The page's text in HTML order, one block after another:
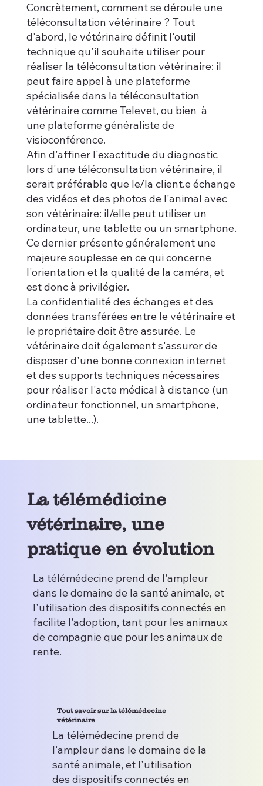
Concrètement, comment se déroule une
téléconsultation vétérinaire ? Tout
d'abord, le vétérinaire définit l'outil
technique qu'il souhaite utiliser pour
réaliser la téléconsultation vétérinaire: il
peut faire appel à une plateforme
spécialisée dans la téléconsultation
vétérinaire commeTelevet, ou bien à
une plateforme généraliste de
visioconférence.
Afin d'affiner l'exactitude du diagnostic
lors d'une téléconsultation vétérinaire, il
serait préférable que le/la client.e échange
des vidéos et des photos de l'animal avec
son vétérinaire: il/elle peut utiliser un
ordinateur, une tablette ou un smartphone.
Ce dernier présente généralement une
majeure souplesse en ce qui concerne
l'orientation et la qualité de la caméra, et
est donc à privilégier.
La confidentialité des échanges et des
données transférées entre le vétérinaire et
le propriétaire doit être assurée. Le
vétérinaire doit également s'assurer de
disposer d'une bonne connexion internet
et des supports techniques nécessaires
pour réaliser l'acte médical à distance (un
ordinateur fonctionnel, un smartphone,
une tablette...).
La télémédicine
vétérinaire, une
pratique en évolution
La télémédecine prend de l'ampleur
dans le domaine de la santé animale, et
l'utilisation des dispositifs connectés en
facilite l'adoption, tant pour les animaux
de compagnie que pour les animaux de
rente.
Tout savoir sur la télémédecine
vétérinaire
La télémédecine prend de
l'ampleur dans le domaine de la
santé animale, et l'utilisation
des dispositifs connectés en